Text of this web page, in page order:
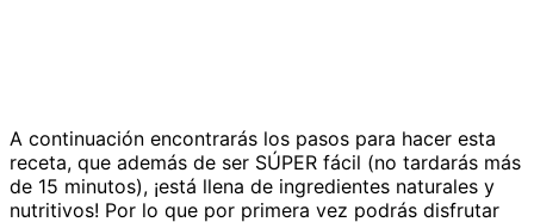
A continuación encontrarás los pasos para hacer esta
receta, que además de ser SÚPER fácil (no tardarás más
de 15 minutos), ¡está llena de ingredientes naturales y
nutritivos! Por lo que por primera vez podrás disfrutar